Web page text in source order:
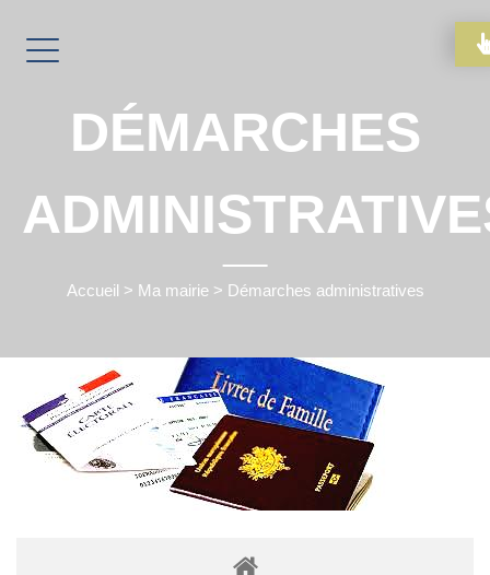
DÉMARCHES
Accueil > Ma mairie> Démarches administratives